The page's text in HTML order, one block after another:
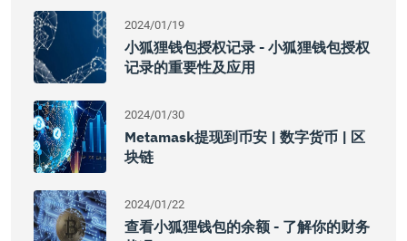
2024/01/19
小狐狸钱包授权记录 - 小狐狸钱包授权
记录的重要性及应用
2024/01/30
Metamask提现到币安 | 数字货币 | 区
块链
2024/01/22
查看小狐狸钱包的余额 - 了解你的财务